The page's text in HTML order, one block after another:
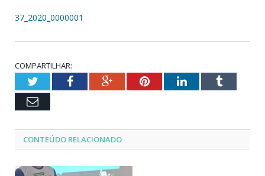
37_2020_0000001
COMPARTILHAR:
TwitterFacebookGoogle+PinterestLinkedInTumblr
Email
CONTEÚDO RELACIONADO